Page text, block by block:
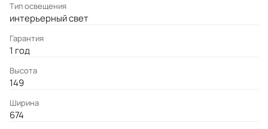
Тип освещения
интерьерный свет
Гарантия
1 год
Высота
149
Ширина
674